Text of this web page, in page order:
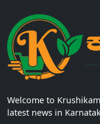
Welcome to
latest news in